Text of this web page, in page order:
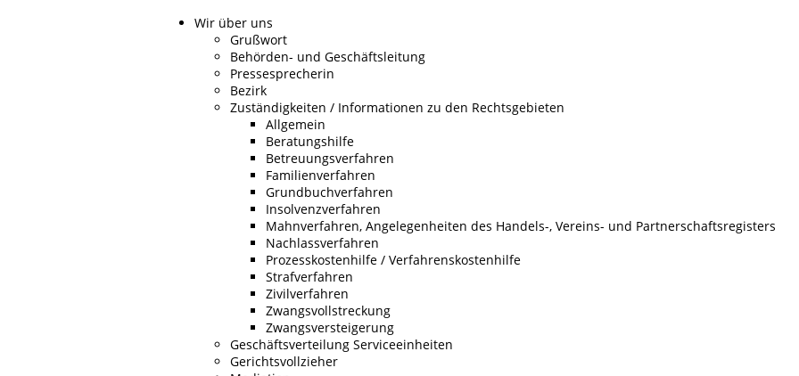
Wir über uns
Grußwort
Behörden- und Geschäftsleitung
Pressesprecherin
Bezirk
Zuständigkeiten / Informationen zu den Rechtsgebieten
Allgemein
Beratungshilfe
Betreuungsverfahren
Familienverfahren
Grundbuchverfahren
Insolvenzverfahren
Mahnverfahren, Angelegenheiten des Handels-, Vereins- und Partnerschaftsregisters
Nachlassverfahren
Prozesskostenhilfe / Verfahrenskostenhilfe
Strafverfahren
Zivilverfahren
Zwangsvollstreckung
Zwangsversteigerung
Geschäftsverteilung Serviceeinheiten
Gerichtsvollzieher